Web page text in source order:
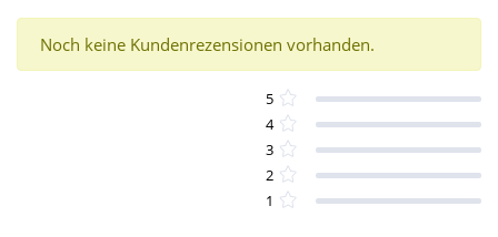
Noch keine Kundenrezensionen vorhanden.
5
4
3
2
1